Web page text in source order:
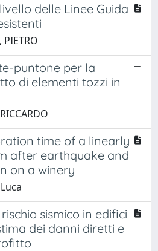
delle Linee Guida
puntone per la
di elementi tozzi in
time of a linearly
after earthquake and
on a winery
sismico in edifici
dei danni diretti e